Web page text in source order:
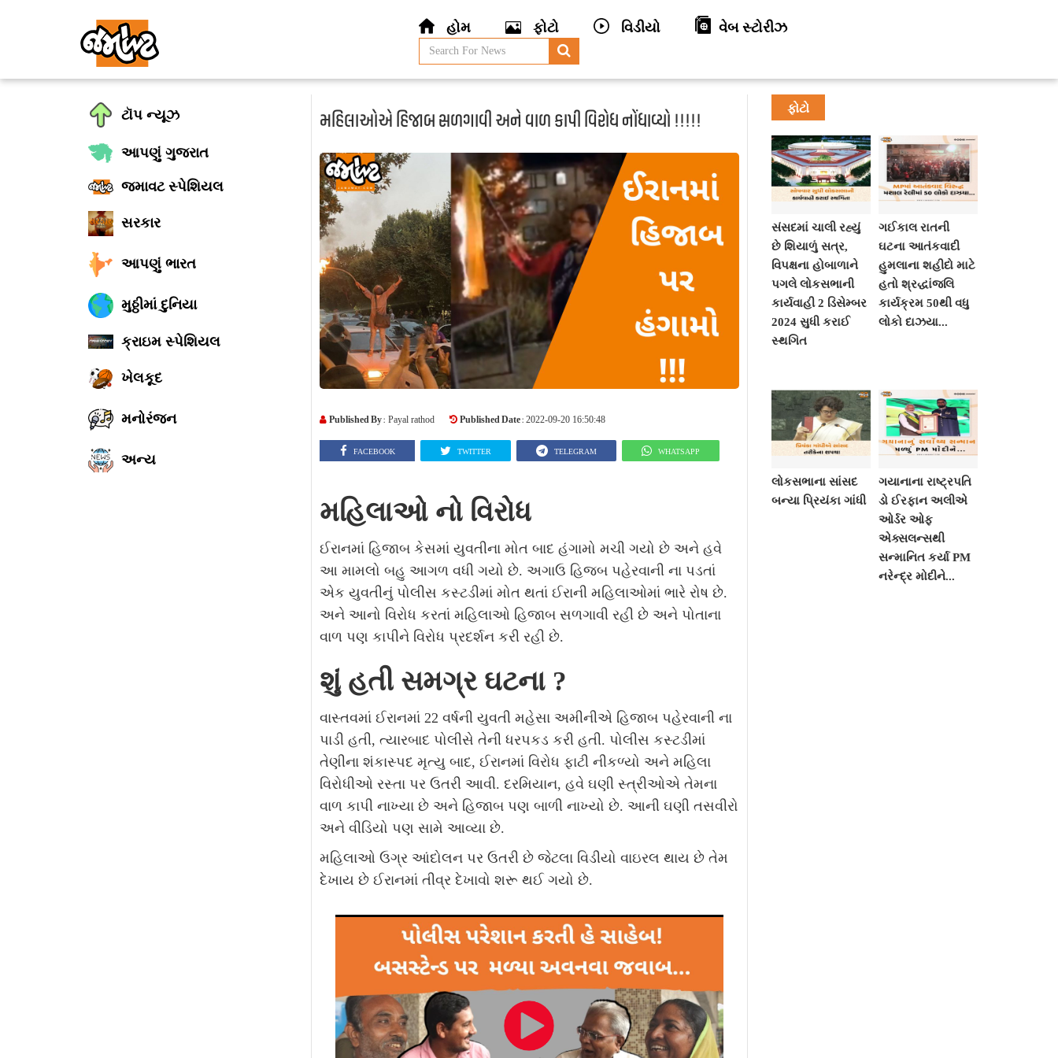
હોમ ફોટો વિડીયો વેબ સ્ટોરીઝ
ટૉપ ન્યૂઝ
આપણું ગુજરાત
જમાવટ સ્પેશિયલ
સરકાર
આપણું ભારત
મુઠ્ઠીમાં દુનિયા
ક્રાઇમ સ્પેશિયલ
ખેલકૂદ
મનોરંજન
અન્ય
મહિલાઓએ હિજાબ સળગાવી અને વાળ કાપી વિરોધ નોંધાવ્યો !!!!!
Published By : Payal rathod Published Date : 2022-09-20 16:50:48
FACEBOOK TWITTER TELEGRAM WHATSAPP
મહિલાઓ નો વિરોધ
ઈરાનમાં હિજાબ કેસમાં યુવતીના મોત બાદ હંગામો મચી ગયો છે અને હવે
આ મામલો બહુ આગળ વધી ગયો છે. અગાઉ હિજબ પહેરવાની ના પડતાં
એક યુવતીનું પોલીસ કસ્ટડીમાં મોત થતાં ઈરાની મહિલાઓમાં ભારે રોષ છે.
અને આનો વિરોધ કરતાં મહિલાઓ હિજાબ સળગાવી રહી છે અને પોતાના
વાળ પણ કાપીને વિરોધ પ્રદર્શન કરી રહી છે.
શું હતી સમગ્ર ઘટના ?
વાસ્તવમાં ઈરાનમાં 22 વર્ષની યુવતી મહેસા અમીનીએ હિજાબ પહેરવાની ના
પાડી હતી, ત્યારબાદ પોલીસે તેની ધરપકડ કરી હતી. પોલીસ કસ્ટડીમાં
તેણીના શંકાસ્પદ મૃત્યુ બાદ, ઈરાનમાં વિરોધ ફાટી નીકળ્યો અને મહિલા
વિરોધીઓ રસ્તા પર ઉતરી આવી. દરમિયાન, હવે ઘણી સ્ત્રીઓએ તેમના
વાળ કાપી નાખ્યા છે અને હિજાબ પણ બાળી નાખ્યો છે. આની ઘણી તસવીરો
અને વીડિયો પણ સામે આવ્યા છે.
મહિલાઓ ઉગ્ર આંદોલન પર ઉતરી છે જેટલા વિડીયો વાઇરલ થાય છે તેમ
દેખાય છે ઈરાનમાં તીવ્ર દેખાવો શરૂ થઈ ગયો છે.
ફોટો
સંસદમાં ચાલી રહ્યું
છે શિયાળું સત્ર,
વિપક્ષના હોબાળાને
પગલે લોકસભાની
કાર્યવાહી 2 ડિસેમ્બર
2024 સુધી કરાઈ
સ્થગિત
ગઈકાલ રાતની
ઘટના આતંકવાદી
હુમલાના શહીદો માટે
હતો શ્રદ્ધાંજલિ
કાર્યક્રમ 50થી વધુ
લોકો દાઝયા...
લોકસભાના સાંસદ
બન્યા પ્રિયંકા ગાંધી
ગયાનાના રાષ્ટ્રપતિ
ડો ઈરફાન અલીએ
ઓર્ડર ઓફ
એક્સલન્સથી
સન્માનિત કર્યા PM
નરેન્દ્ર મોદીને...